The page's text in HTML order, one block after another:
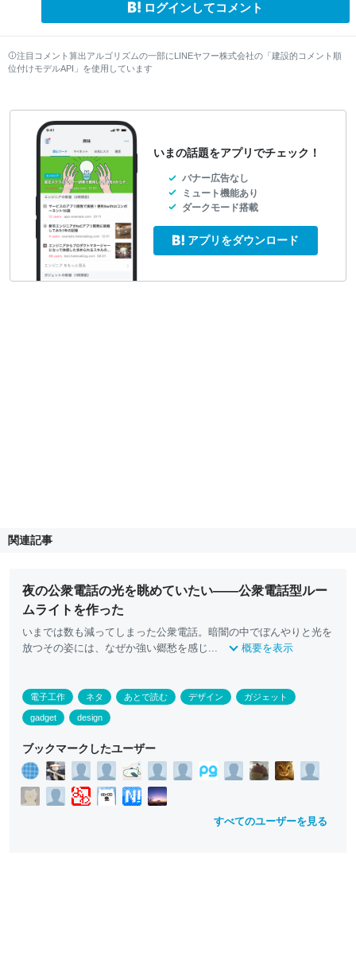
ログインしてコメント
注目コメント算出アルゴリズムの一部にLINEヤフー株式会社の「建設的コメント順
位付けモデルAPI」を使用しています
いまの話題をアプリでチェック！
バナー広告なし
ミュート機能あり
ダークモード搭載
アプリをダウンロード
関連記事
夜の公衆電話の光を眺めていたい——公衆電話型ルー
ムライトを作った
いまでは数も減ってしまった公衆電話。暗闇の中でぼんやりと光を
放つその姿には、なぜか強い郷愁を感じ...
概要を表示
電子工作 ネタ あとで読む デザイン ガジェット
gadget design
ブックマークしたユーザー
すべてのユーザーを見る